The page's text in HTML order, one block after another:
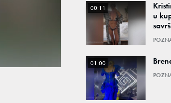
00:11
u
01:00